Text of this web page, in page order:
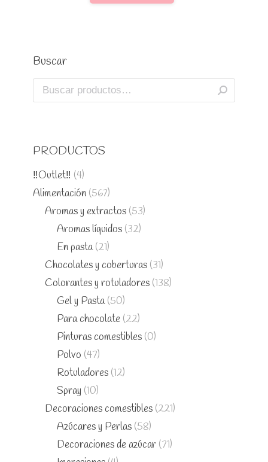
Buscar
PRODUCTOS
‼️Outlet‼️ (4)
Alimentación (567)
Aromas y extractos (53)
Aromas líquidos (32)
En pasta (21)
Chocolates y coberturas (31)
Colorantes y rotuladores (138)
Gel y Pasta (50)
Para chocolate (22)
Pinturas comestibles (0)
Polvo (47)
Rotuladores (12)
Spray (10)
Decoraciones comestibles (221)
Azúcares y Perlas (58)
Decoraciones de azúcar (71)